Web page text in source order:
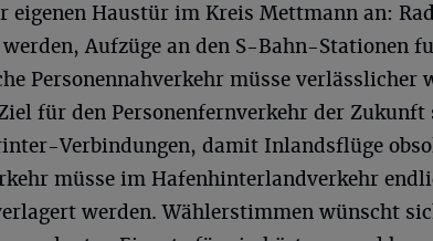
eigenen Haustür im Kreis Mettmann an:
Aufzüge an den S-Bahn-Stationen
Personennahverkehr müsse verlässlicher
für den Personenfernverkehr der Zukunft
Verbindungen, damit Inlandsflüge
müsse im Hafenhinterlandverkehr
werden. Wählerstimmen wünscht